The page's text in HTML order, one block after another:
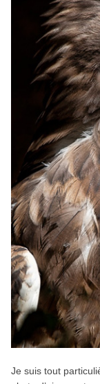
Je suis tout